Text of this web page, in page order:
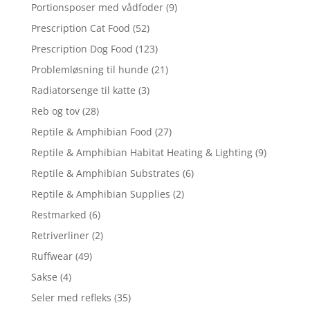
Portionsposer med vådfoder (9)
Prescription Cat Food (52)
Prescription Dog Food (123)
Problemløsning til hunde (21)
Radiatorsenge til katte (3)
Reb og tov (28)
Reptile & Amphibian Food (27)
Reptile & Amphibian Habitat Heating & Lighting (9)
Reptile & Amphibian Substrates (6)
Reptile & Amphibian Supplies (2)
Restmarked (6)
Retriverliner (2)
Ruffwear (49)
Sakse (4)
Seler med refleks (35)